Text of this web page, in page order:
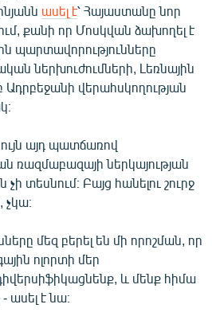
կայքերը
ասել է՝ Հայաստանը նոր
քանի որ Մոսկվան ձախողել է
պարտավորությունները
ներխուժումների, Լեռնային
վերահսկողության
այդ պատճառով
ռազմաբազայի ներկայության
չի տեսնում։ Բայց հանելու շուրջ
չկա։
մեզ բերել են մի որոշման, որ
ոլորտի մեր
և մենք հիմա
ասել է նա։